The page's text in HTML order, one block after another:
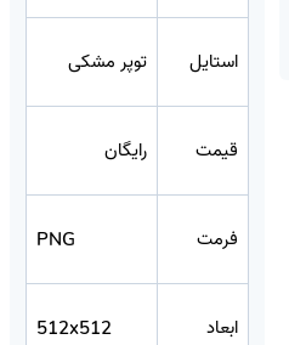
استایل توپر مشکی
قیمت رایگان
فرمت PNG
ابعاد 512x512